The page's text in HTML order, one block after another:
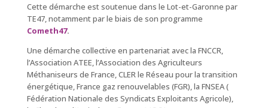
Cette démarche est soutenue dans le Lot-et-Garonne par
TE47, notamment par le biais de son programme
Cometh47.
Une démarche collective en partenariat avec la FNCCR,
l’Association ATEE, l’Association des Agriculteurs
Méthaniseurs de France, CLER le Réseau pour la transition
énergétique, France gaz renouvelables (FGR), la FNSEA (
Fédération Nationale des Syndicats Exploitants Agricole),